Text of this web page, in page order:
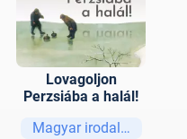
Lovagoljon
Perzsiába a halál!
Magyar irodalom